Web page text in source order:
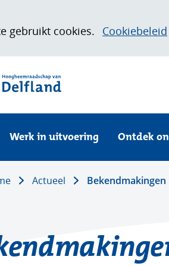
gebruikt cookies.
Cookiebeleid
(naar homepage)
Uitklappen
Werk in uitvoering Ontdek
Actueel Bekendmakingen